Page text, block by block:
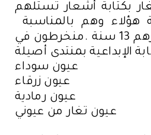
بكتابة أشعار تستلهم
هؤلاء وهم بالمناسبة
أطفال لا يتجاوز عمرهم 13 سنة .منخرطون في
عيون رمادية
عيون تغار من عيوني